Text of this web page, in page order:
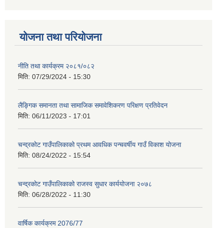
योजना तथा परियोजना
नीति तथा कार्यक्रम २०८१/०८२
मिति: 07/29/2024 - 15:30
लैङ्गिक समानता तथा सामाजिक समावेशिकरण परिक्षण प्रतिवेदन
मिति: 06/11/2023 - 17:01
चन्द्रकोट गाउँपालिकाको प्रथम आवधिक पन्चवर्षीय गाउँ विकाश योजना
मिति: 08/24/2022 - 15:54
चन्द्रकोट गाउँपालिकाको राजस्व सुधार कार्ययोजना २०७८
मिति: 06/28/2022 - 11:30
वार्षिक कार्यक्रम 2076/77